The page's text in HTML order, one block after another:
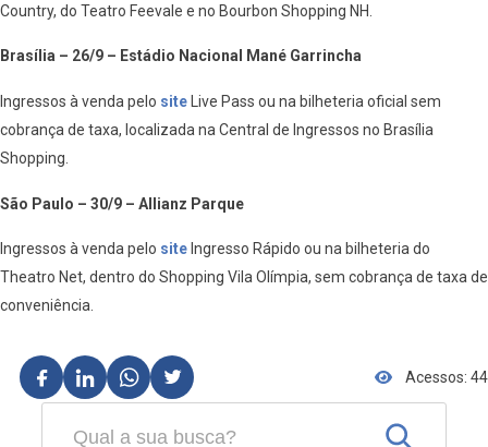
Country, do Teatro Feevale e no Bourbon Shopping NH.
Brasília – 26/9 – Estádio Nacional Mané Garrincha
Ingressos à venda pelo site Live Pass ou na bilheteria oficial sem
cobrança de taxa, localizada na Central de Ingressos no Brasília
Shopping.
São Paulo – 30/9 – Allianz Parque
Ingressos à venda pelo site Ingresso Rápido ou na bilheteria do
Theatro Net, dentro do Shopping Vila Olímpia, sem cobrança de taxa de
conveniência.
Acessos: 44